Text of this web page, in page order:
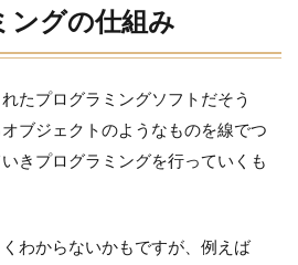
ングの仕組み
たプログラミングソフトだそう
ブジェクトのようなものを線でつ
きプログラミングを行っていくも
わからないかもですが、例えば